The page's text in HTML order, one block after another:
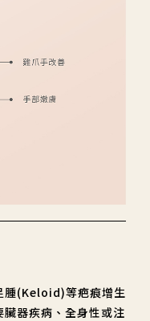
腫(Keloid)等疤痕增生
器疾病、全身性或注